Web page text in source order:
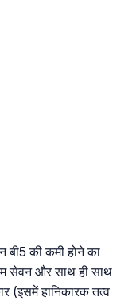
बी5 की कमी होने का
सेवन और साथ ही साथ
(इसमें हानिकारक तत्व